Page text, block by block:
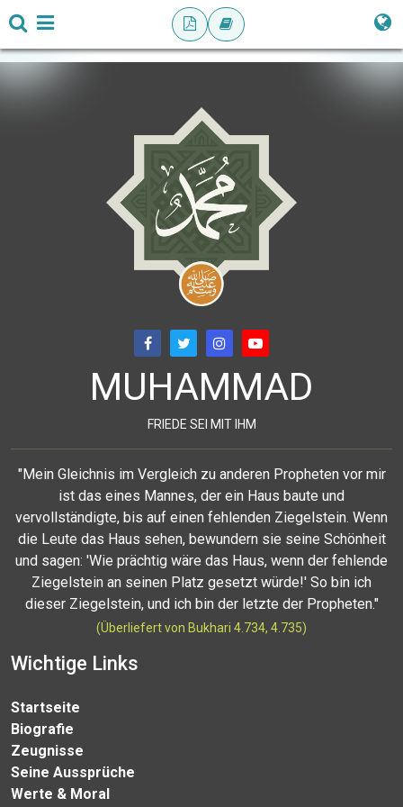
MUHAMMAD
FRIEDE SEI MIT IHM
"Mein Gleichnis im Vergleich zu anderen Propheten vor mir
ist das eines Mannes, der ein Haus baute und
vervollständigte, bis auf einen fehlenden Ziegelstein. Wenn
die Leute das Haus sehen, bewundern sie seine Schönheit
und sagen: 'Wie prächtig wäre das Haus, wenn der fehlende
Ziegelstein an seinen Platz gesetzt würde!' So bin ich
dieser Ziegelstein, und ich bin der letzte der Propheten."
(Überliefert von Bukhari 4.734, 4.735)
Wichtige Links
Startseite
Biografie
Zeugnisse
Seine Aussprüche
Werte & Moral